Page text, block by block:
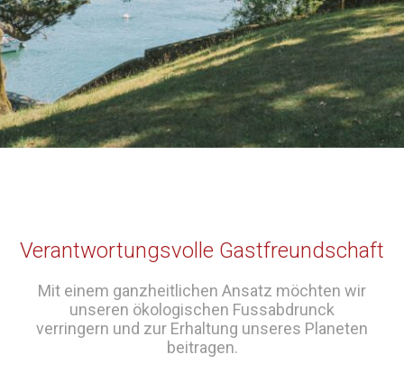
Verantwortungsvolle Gastfreundschaft
Mit einem ganzheitlichen Ansatz möchten wir
unseren ökologischen Fussabdrunck
verringern und zur Erhaltung unseres Planeten
beitragen.